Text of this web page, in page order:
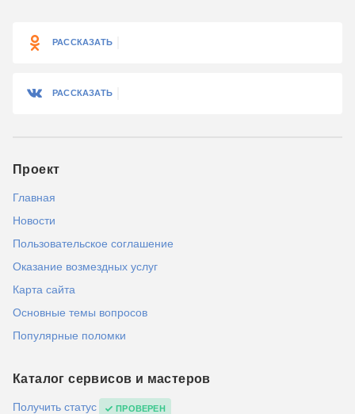
РАССКАЗАТЬ
РАССКАЗАТЬ
Проект
Главная
Новости
Пользовательское соглашение
Оказание возмездных услуг
Карта сайта
Основные темы вопросов
Популярные поломки
Каталог сервисов и мастеров
Получить статус ПРОВЕРЕН